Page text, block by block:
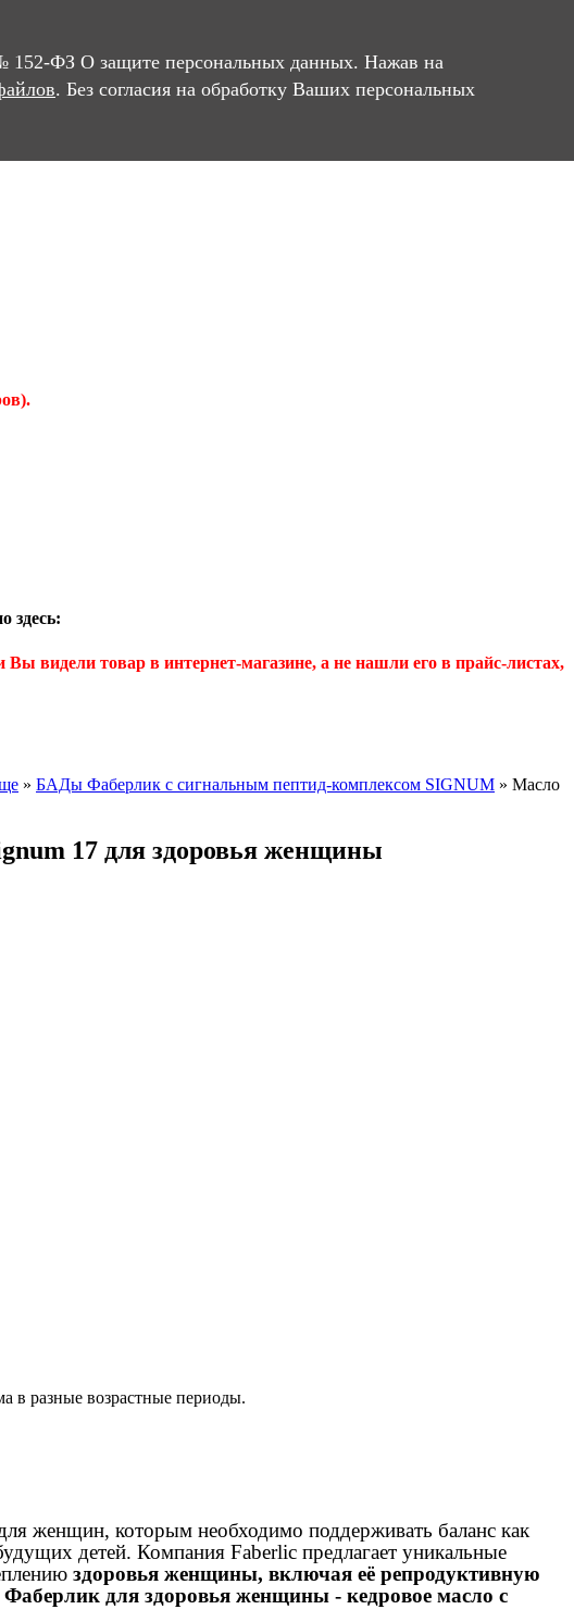
здесь:
Вы видели товар в интернет-магазине, а не нашли его в прайс-листах,
» БАДы Фаберлик с сигнальным пептид-комплексом SIGNUM » Масло
17 для здоровья женщины
в разные возрастные периоды.
женщин, которым необходимо поддерживать баланс как
детей. Компания Faberlic предлагает уникальные
здоровья женщины, включая её репродуктивную
для здоровья женщины - кедровое масло с
152-ФЗ О защите персональных данных. Нажав на
. Без согласия на обработку Ваших персональных